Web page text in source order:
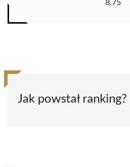
8.75
Jak powstał ranking?